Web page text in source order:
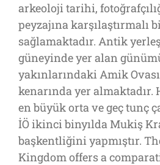
arkeoloji tarihi,
peyzajına karşılaştırmalı
sağlamaktadır. Antik
güneyinde yer alan
yakınlarındaki Amik
kenarında yer almaktadır.
en büyük orta ve geç tunç
İÖ ikinci binyılda Mukiş
başkentliğini yapmıştır.
Kingdom offers a